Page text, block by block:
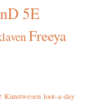
5E
Freeya
Kunstwesen loot-a-day